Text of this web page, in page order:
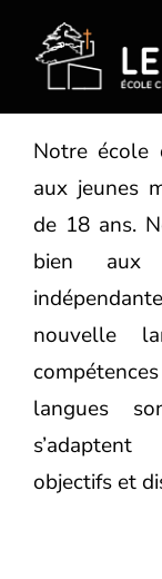
contenu
Notre école
aux jeunes
de 18 ans.
bien aux
nouvelle
langues
objectifs et